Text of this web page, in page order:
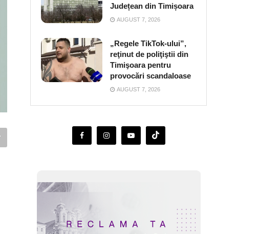
Județean din Timișoara
AUGUST 7, 2026
„Regele TikTok-ului”,
reţinut de poliţiştii din
Timişoara pentru
provocări scandaloase
AUGUST 7, 2026